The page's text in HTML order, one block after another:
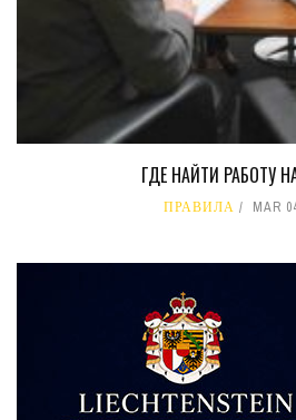
ГДЕ НАЙТИ РАБОТУ
ПРАВИЛА MAR